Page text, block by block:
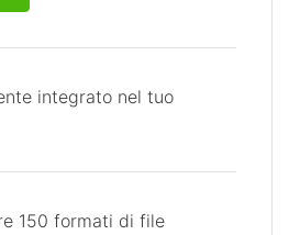
integrato nel tuo
150 formati di file